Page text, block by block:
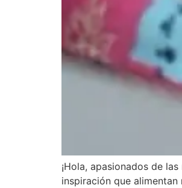
¡Hola, apasionados de
inspiración que